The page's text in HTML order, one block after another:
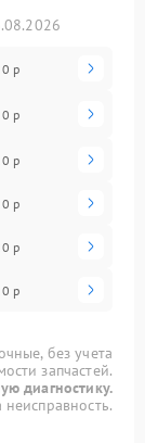
р
р
р
р
р
р
без учета
запчастей.
диагностику.